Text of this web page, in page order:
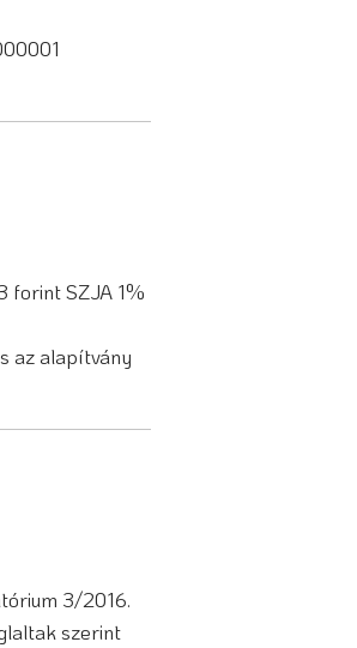
forint SZJA 1%
az alapítvány
3/2016.
szerint